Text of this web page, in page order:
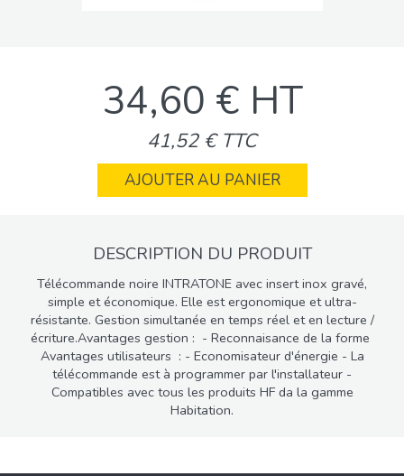
34,60 € HT
41,52 € TTC
AJOUTER AU PANIER
DESCRIPTION DU PRODUIT
Télécommande noire INTRATONE avec insert inox gravé,
simple et économique. Elle est ergonomique et ultra-
résistante. Gestion simultanée en temps réel et en lecture /
écriture.Avantages gestion : - Reconnaisance de la forme
Avantages utilisateurs : - Economisateur d'énergie - La
télécommande est à programmer par l'installateur -
Compatibles avec tous les produits HF da la gamme
Habitation.